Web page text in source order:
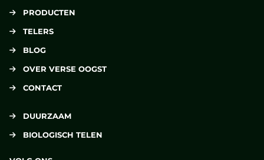
PRODUCTEN
TELERS
BLOG
OVER VERSE OOGST
CONTACT
DUURZAAM
BIOLOGISCH TELEN